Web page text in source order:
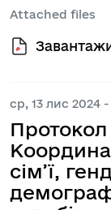
Attached files
ср, 13 лис 2024 -
сім’ї,